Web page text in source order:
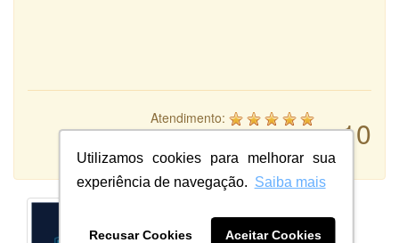
Utilizamos cookies para melhorar sua
experiência de navegação. Saiba mais
Recusar Cookies Aceitar Cookies
10
Atendimento:
Qualidade:
Sistema: